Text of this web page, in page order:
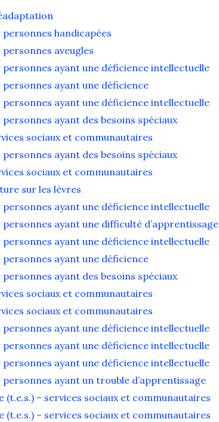
handicapées
aveugles
ayant une déficience intellectuelle
ayant une déficience
ayant une déficience intellectuelle
ayant des besoins spéciaux
sociaux et communautaires
ayant des besoins spéciaux
sociaux et communautaires
sur les lèvres
ayant une déficience intellectuelle
ayant une difficulté d’apprentissage
ayant une déficience intellectuelle
ayant une déficience
ayant des besoins spéciaux
sociaux et communautaires
sociaux et communautaires
ayant une déficience intellectuelle
ayant une déficience intellectuelle
ayant une déficience intellectuelle
ayant un trouble d’apprentissage
– services sociaux et communautaires
– services sociaux et communautaires